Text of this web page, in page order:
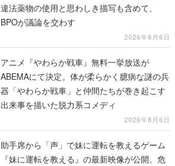
違法薬物の使用と思わしき描写も含めて、
BPOが議論を交わす
2026年8月6日
アニメ『やわらか戦車』無料一挙放送が
ABEMAにて決定。体が柔らかく臆病な謎の兵
器「やわらか戦車」と仲間たちが巻き起こす
出来事を描いた脱力系コメディ
2026年8月6日
助手席から「声」で妹に運転を教えるゲーム
『妹に運転を教える』の最新映像が公開。危